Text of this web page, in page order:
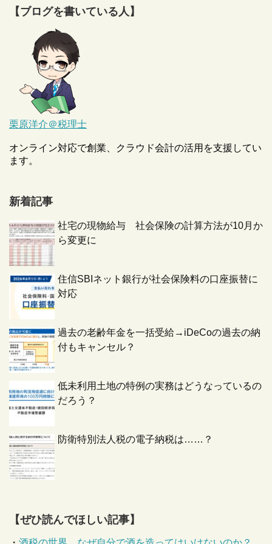
【ブログを書いている人】
栗原洋介＠税理士
オンライン対応で創業、クラウド会計の活用を支援してい
ます。
新着記事
社宅の現物給与 社会保険の計算方法が10月か
ら変更に
住信SBIネット銀行が社会保険料の口座振替に
対応
過去の老齢年金を一括受給→iDeCoの過去の納
付もキャンセル？
低未利用土地の特例の実務はどうなっているの
だろう？
防衛特別法人税の電子納税は……？
【ぜひ読んでほしい記事】